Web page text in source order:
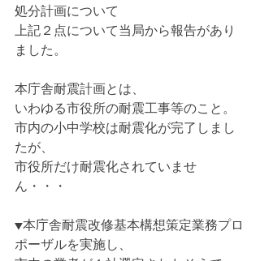
処分計画について
上記２点について当局から報告があり
ました。
本庁舎耐震計画とは、
いわゆる市役所の耐震工事等のこと。
市内の小中学校は耐震化が完了しまし
たが、
市役所だけ耐震化されていませ
ん・・・
▼本庁舎耐震改修基本構想策定業務プロ
ポーザルを実施し、